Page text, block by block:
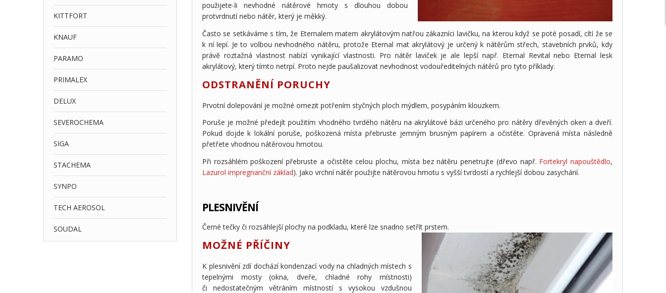
KITTFORT
KNAUF
PARAMO
PRIMALEX
DELUX
SEVEROCHEMA
SIGA
STACHEMA
SYNPO
TECH AEROSOL
SOUDAL
použijete-li nevhodné nátěrové hmoty s dlouhou dobou
protvrdnutí nebo nátěr, který je měkký.
Často se setkáváme s tím, že Eternalem matem akrylátovým natřou zákazníci lavičku, na kterou když se poté posadí, cítí že se
k ní lepí. Je to volbou nevhodného nátěru, protože Eternal mat akrylátový je určený k nátěrům střech, stavebních prvků, kdy
právě roztažná vlastnost nabízí vynikající vlastnosti. Pro nátěr laviček je ale lepší např. Eternal Revital nebo Eternal lesk
akrylátový, který tímto netrpí. Proto nejde paušalizovat nevhodnost vodouředitelných nátěrů pro tyto příklady.
ODSTRANĚNÍ PORUCHY
Prvotní dolepování je možné omezit potřením styčných ploch mýdlem, posypáním klouzkem.
Poruše je možné předejít použitím vhodného tvrdého nátěru na akrylátové bázi určeného pro nátěry dřevěných oken a dveří.
Pokud dojde k lokální poruše, poškozená místa přebruste jemným brusným papírem a očistěte. Opravená místa následně
přetřete vhodnou nátěrovou hmotou.
Při rozsáhlém poškození přebruste a očistěte celou plochu, místa bez nátěru penetrujte (dřevo např. Fortekryl napouštědlo,
Lazurol impregnanční základ). Jako vrchní nátěr použijte nátěrovou hmotu s vyšší tvrdostí a rychlejší dobou zasychání.
PLESNIVĚNÍ
Černé tečky či rozsáhlejší plochy na podkladu, které lze snadno setřít prstem.
MOŽNÉ PŘÍČINY
K plesnivění zdí dochází kondenzací vody na chladných místech s
tepelnými mosty (okna, dveře, chladné rohy místnosti)
či nedostatečným větráním místností s vysokou vzdušnou